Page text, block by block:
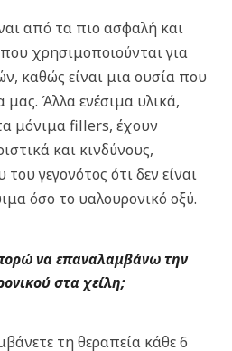
από τα πιο ασφαλή και
χρησιμοποιούνται για
καθώς είναι μια ουσία που
Άλλα ενέσιμα υλικά,
μόνιμα fillers, έχουν
και κινδύνους,
γεγονότος ότι δεν είναι
όσο το υαλουρονικό οξύ.
να επαναλαμβάνω την
στα χείλη;
τη θεραπεία κάθε 6